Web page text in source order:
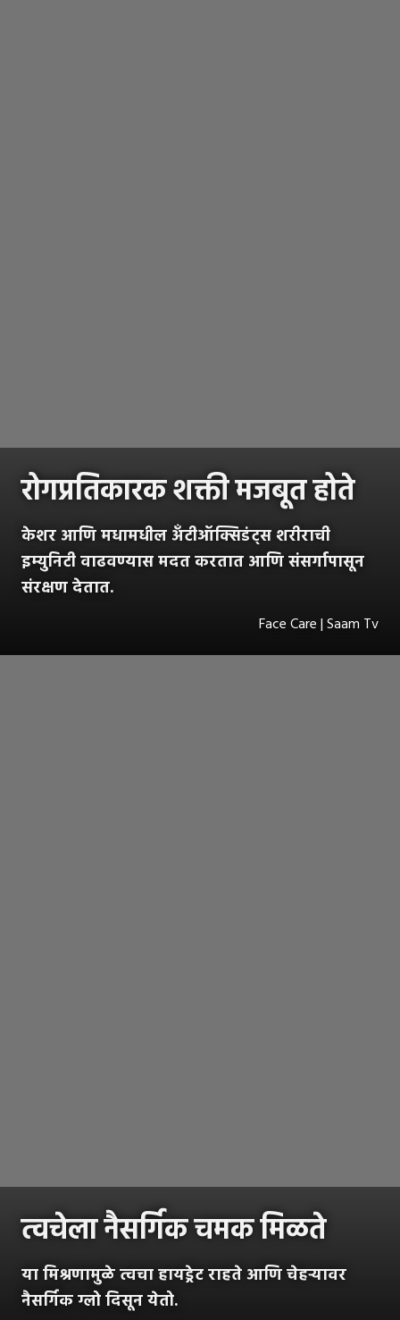
रोगप्रतिकारक शक्ती मजबूत होते
केशर आणि मधामधील अँटीऑक्सिडंट्स शरीराची
इम्युनिटी वाढवण्यास मदत करतात आणि संसर्गापासून
संरक्षण देतात.
Face Care | Saam Tv
त्वचेला नैसर्गिक चमक मिळते
या मिश्रणामुळे त्वचा हायड्रेट राहते आणि चेहऱ्यावर
नैसर्गिक ग्लो दिसून येतो.